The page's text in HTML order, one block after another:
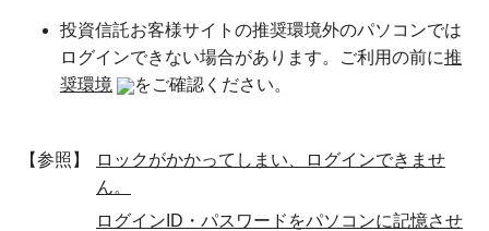
投資信託お客様サイトの推奨環境外のパソコンでは
ログインできない場合があります。ご利用の前に推
奨環境
をご確認ください。
【参照】
ロックがかかってしまい、ログインできませ
ん。
ログインID・パスワードをパソコンに記憶させ